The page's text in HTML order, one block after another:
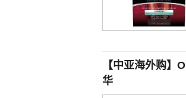
【中亚海外购
华